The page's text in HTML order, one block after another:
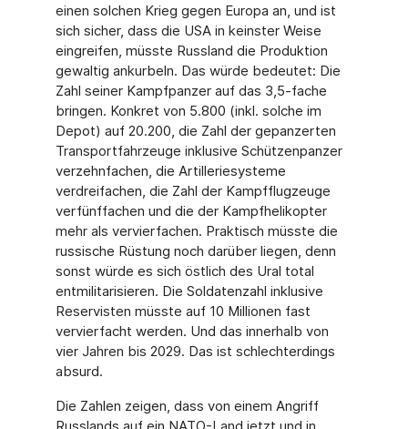
einen solchen Krieg gegen Europa an, und ist
sich sicher, dass die USA in keinster Weise
eingreifen, müsste Russland die Pro­duktion
gewaltig ankurbeln. Das würde bedeutet: Die
Zahl seiner Kampfpanzer auf das 3,5-fache
bringen. Konkret von 5.800 (inkl. solche im
Depot) auf 20.200, die Zahl der gepanzerten
Transportfahrzeuge inklusive Schützenpanzer
verzehnfachen, die Artillerie­systeme
verdreifachen, die Zahl der Kampfflugzeuge
verfünffachen und die der Kampf­helikopter
mehr als vervierfachen. Praktisch müsste die
russische Rüstung noch dar­über liegen, denn
sonst würde es sich östlich des Ural total
entmilitarisieren. Die Solda­tenzahl inklusive
Reservisten müsste auf 10 Millionen fast
vervierfacht werden. Und das innerhalb von
vier Jahren bis 2029. Das ist schlechterdings
absurd.
Die Zahlen zeigen, dass von einem Angriff